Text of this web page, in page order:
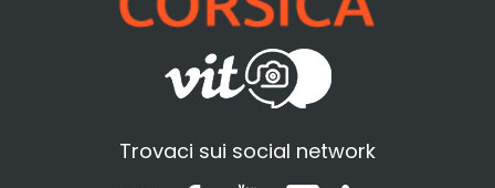
Trovaci sui social network